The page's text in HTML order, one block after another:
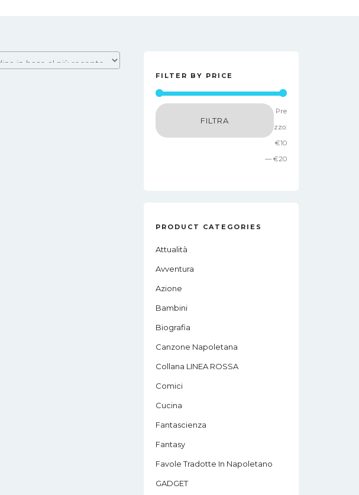
FILTER BY PRICE
Prezzo
Min
Prezzo
Max
FILTRA
Pre
zzo:
€10
—€20
PRODUCT CATEGORIES
Attualità
Avventura
Azione
Bambini
Biografia
Canzone Napoletana
Collana LINEA ROSSA
Comici
Cucina
Fantascienza
Fantasy
Favole Tradotte In Napoletano
GADGET